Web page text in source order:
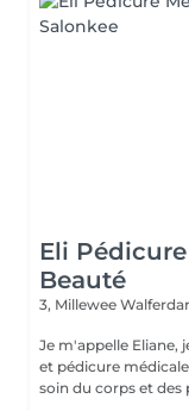
Eli
Beauté
3, Millewee
Je m'appelle Eliane,
et pédicure
soin du corps et des